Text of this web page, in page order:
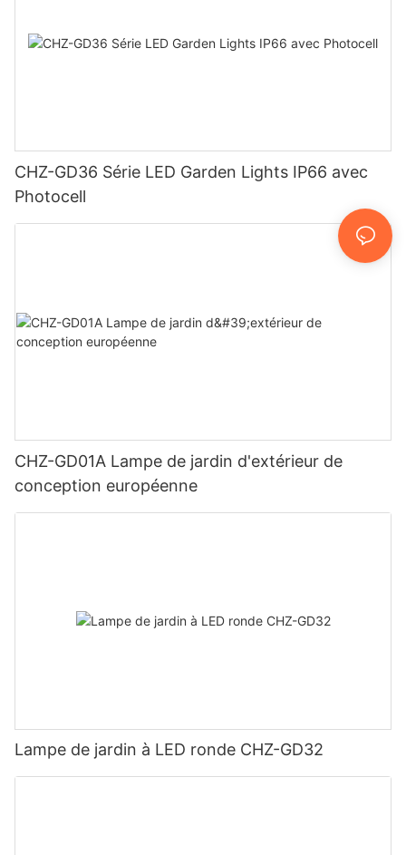
CHZ-GD36 Série LED Garden Lights IP66 avec
Photocell
CHZ-GD01A Lampe de jardin d'extérieur de
conception européenne
Lampe de jardin à LED ronde CHZ-GD32